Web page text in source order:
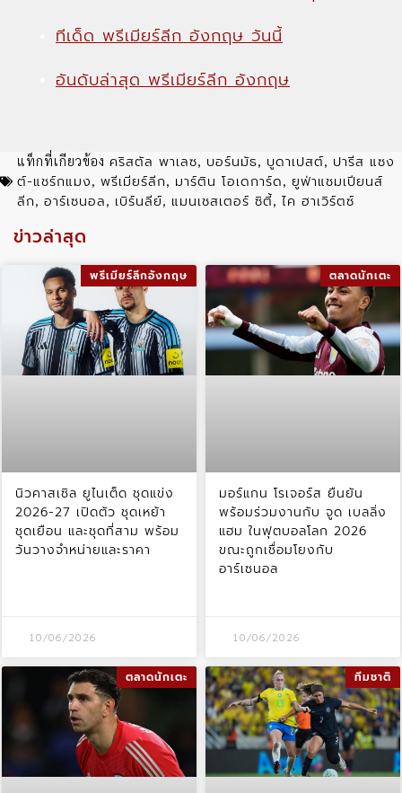
ทีเด็ด พรีเมียร์ลีก อังกฤษ วันนี้
อันดับล่าสุด พรีเมียร์ลีก อังกฤษ
แท็กที่เกียวข้อง คริสตัล พาเลซ, บอร์นมัธ, บูดาเปสต์, ปารีส แซง
ต์-แชร์กแมง, พรีเมียร์ลีก, มาร์ติน โอเดการ์ด, ยูฟ่าแชมเปียนส์
ลีก, อาร์เซนอล, เบิร์นลีย์, แมนเชสเตอร์ ซิตี้, ไค ฮาเวิร์ตซ์
ข่าวล่าสุด
พรีเมียร์ลีกอังกฤษ
นิวคาสเซิล ยูไนเต็ด ชุดแข่ง
2026-27 เปิดตัว ชุดเหย้า
ชุดเยือน และชุดที่สาม พร้อม
วันวางจำหน่ายและราคา
10/06/2026
ตลาดนักเตะ
มอร์แกน โรเจอร์ส ยืนยัน
พร้อมร่วมงานกับ จูด เบลลิ่ง
แฮม ในฟุตบอลโลก 2026
ขณะถูกเชื่อมโยงกับ
อาร์เซนอล
10/06/2026
ตลาดนักเตะ ทีมชาติ